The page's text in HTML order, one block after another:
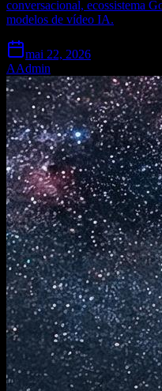
conversacional, ecossistema
modelos de vídeo IA.
mai 22, 2026
AAdmin